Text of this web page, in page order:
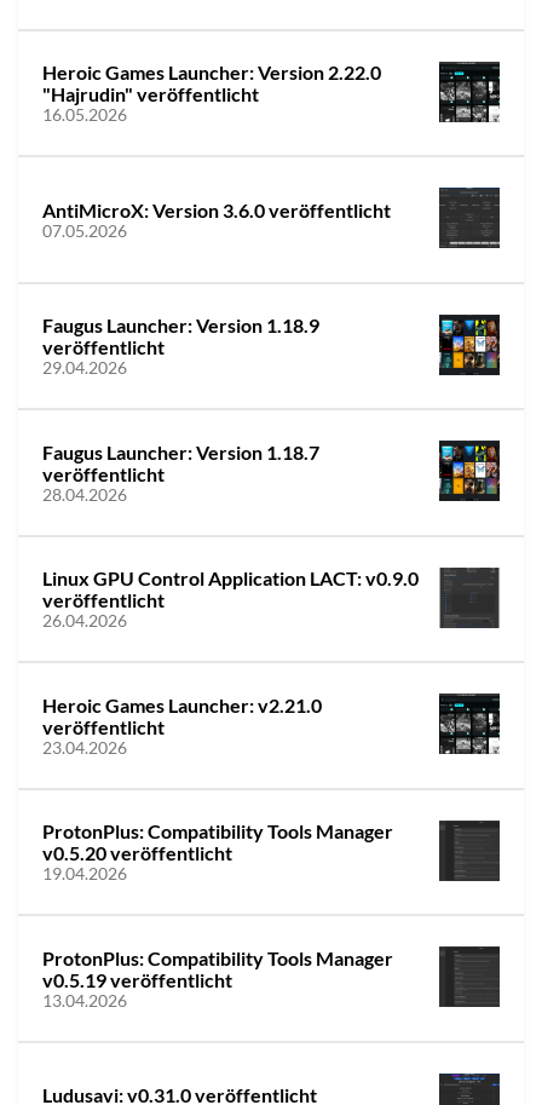
Heroic Games Launcher: Version 2.22.0
"Hajrudin" veröffentlicht
16.05.2026
AntiMicroX: Version 3.6.0 veröffentlicht
07.05.2026
Faugus Launcher: Version 1.18.9
veröffentlicht
29.04.2026
Faugus Launcher: Version 1.18.7
veröffentlicht
28.04.2026
Linux GPU Control Application LACT: v0.9.0
veröffentlicht
26.04.2026
Heroic Games Launcher: v2.21.0
veröffentlicht
23.04.2026
ProtonPlus: Compatibility Tools Manager
v0.5.20 veröffentlicht
19.04.2026
ProtonPlus: Compatibility Tools Manager
v0.5.19 veröffentlicht
13.04.2026
Ludusavi: v0.31.0 veröffentlicht